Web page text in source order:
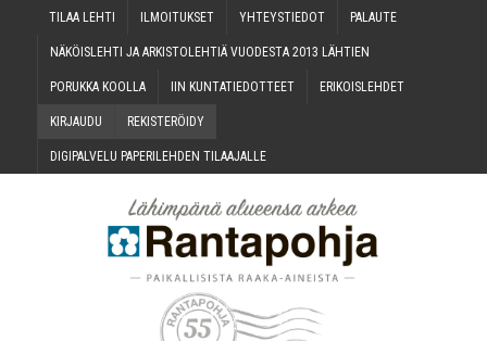
TILAA LEH­TI ILMOI­TUK­SET YHTEYS­TIE­DOT PALAU­TE
NÄKÖIS­LEH­TI JA ARKIS­TO­LEH­TIÄ VUO­DES­TA 2013 LÄHTIEN
PORUK­KA KOOLLA IIN KUN­TA­TIE­DOT­TEET ERI­KOIS­LEH­DET
KIR­JAU­DU REKIS­TE­RÖI­DY
DIGI­PAL­VE­LU PAPE­RI­LEH­DEN TILAAJALLE